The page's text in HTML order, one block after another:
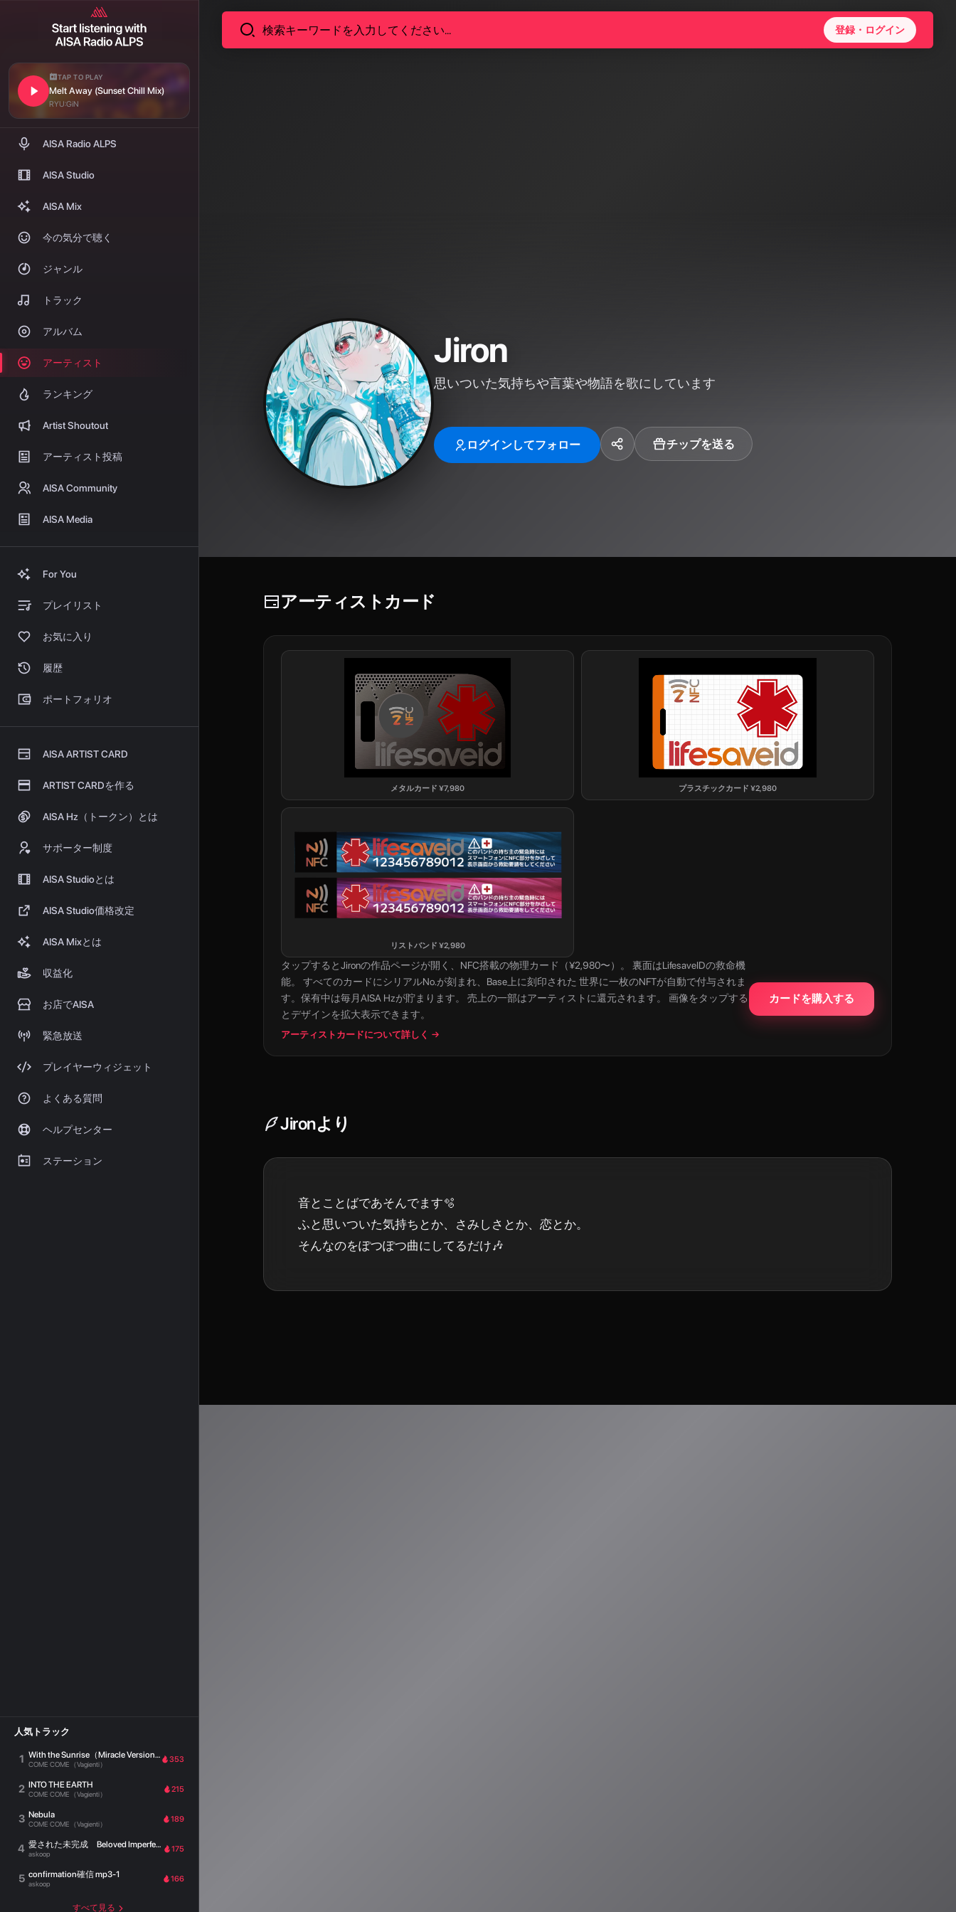
登録・ログイン
TAP TO PLAY
Melt Away (Sunset Chill Mix)
RYU:GiN
AISA Radio ALPS
AISA Studio
AISA Mix
今の気分で聴く
ジャンル
トラック
アルバム
アーティスト
ランキング
Artist Shoutout
アーティスト投稿
AISA Community
AISA Media
For You
プレイリスト
お気に入り
履歴
ポートフォリオ
AISA ARTIST CARD
ARTIST CARDを作る
AISA Hz（トークン）とは
サポーター制度
AISA Studioとは
AISA Studio価格改定
AISA Mixとは
収益化
お店でAISA
緊急放送
プレイヤーウィジェット
よくある質問
ヘルプセンター
ステーション
人気トラック
1 With the Sunrise（Miracle Version）
COME COME（Vagienti）
353
2 INTO THE EARTH
COME COME（Vagienti）
215
3 Nebula
COME COME（Vagienti）
189
4 愛された未完成 Beloved Imperfection
askoop
175
5 confirmation確信 mp3-1
askoop
166
すべて見る
Jiron
思いついた気持ちや言葉や物語を歌にしています
ログインしてフォロー チップを送る
アーティストカード
メタルカード ¥7,980 プラスチックカード ¥2,980
リストバンド ¥2,980
タップするとJironの作品ページが開く、NFC搭載の物理カード（¥2,980〜）。 裏面はLifesaveIDの救命機
能。 すべてのカードにシリアルNo.が刻まれ、Base上に刻印された 世界に一枚のNFTが自動で付与されま
す。保有中は毎月AISA Hzが貯まります。 売上の一部はアーティストに還元されます。 画像をタップする
とデザインを拡大表示できます。
アーティストカードについて詳しく →
カードを購入する
Jironより
音とことばであそんでます🫧
ふと思いついた気持ちとか、さみしさとか、恋とか。
そんなのをぽつぽつ曲にしてるだけ🎶